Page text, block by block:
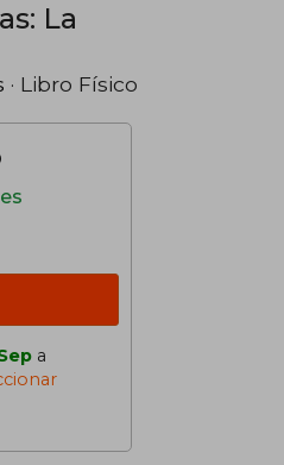
La
· Libro Físico
a